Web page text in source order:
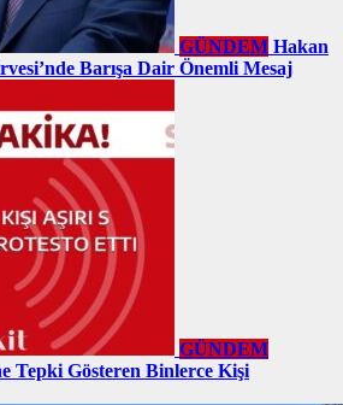
GÜNDEM Hakan
Barışa Dair Önemli Mesaj
GÜNDEM
Tepki Gösteren Binlerce Kişi